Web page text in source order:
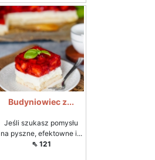
Budyniowiec z...
Jeśli szukasz pomysłu
na pyszne, efektowne i...
⇖ 121